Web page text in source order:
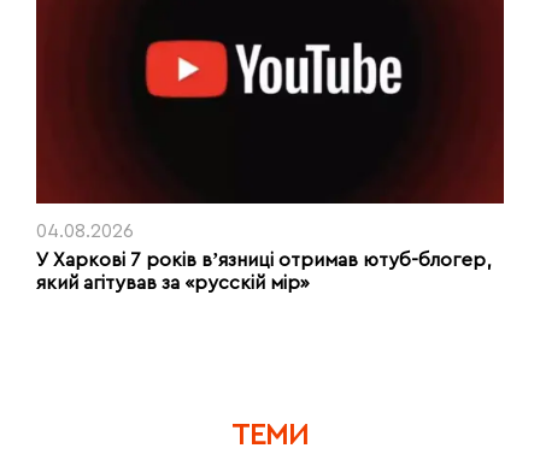
04.08.2026
У Харкові 7 років вʼязниці отримав ютуб-блогер,
який агітував за «русскій мір»
ТЕМИ